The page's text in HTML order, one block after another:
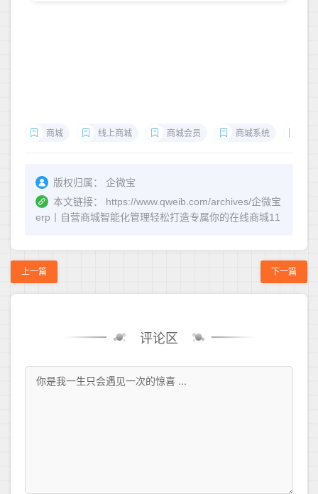
商城 线上商城 商城会员 商城系统
版权归属：
企微宝
本文链接：
https://www.qweib.com/archives/企微宝
erp丨自营商城智能化管理轻松打造专属你的在线商城11
上一篇 下一篇
评论区